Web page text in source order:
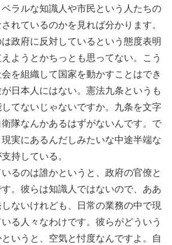
ラルな知識人や市民という人たちの
れているのかを見れば分かります。
政府に反対しているという態度表明
ようとかちっとも思ってない。こう
を組織して国家を動かすことはでき
日本人にはない。憲法九条というも
てないじゃないですか。九条を文字
隊なんかあるはずがないんです。で
実にあるんだしみたいな中途半端な
持している。
るのは誰かというと、政府の官僚と
。彼らは知識人ではないので、ああ
ないけれども、日常の業務の中で現
る人々なわけです。彼らがどういう
いうと、空気と忖度なんですよ。自